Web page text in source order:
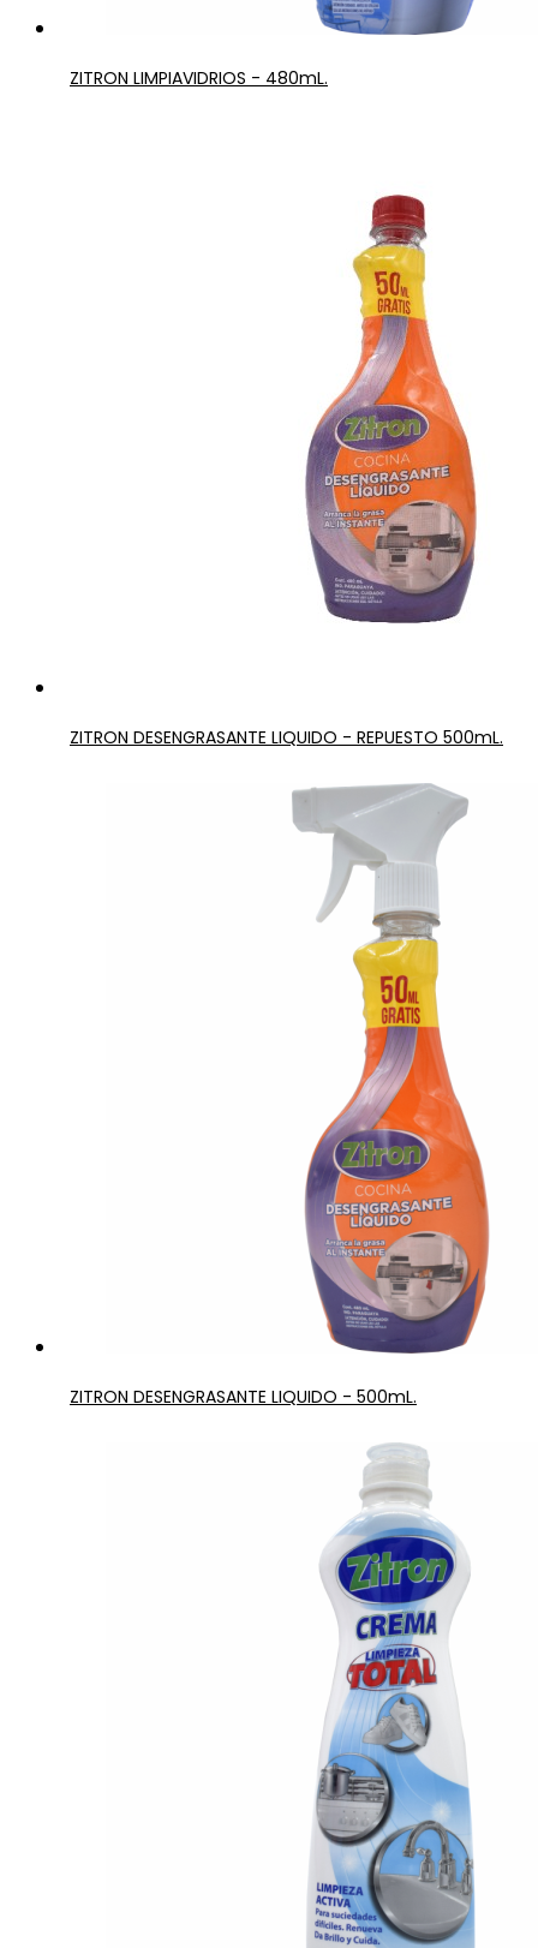
ZITRON LIMPIAVIDRIOS - 480mL.
ZITRON DESENGRASANTE LIQUIDO - REPUESTO 500mL.
ZITRON DESENGRASANTE LIQUIDO - 500mL.